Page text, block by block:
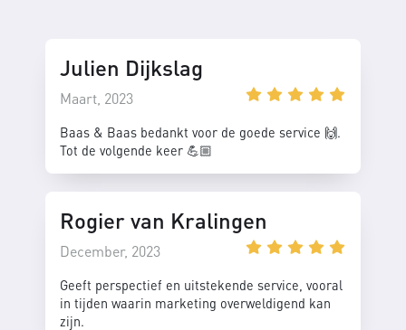
Julien Dijkslag
Maart, 2023
Baas & Baas bedankt voor de goede service 🙌.
Tot de volgende keer 💪🏼
Rogier van Kralingen
December, 2023
Geeft perspectief en uitstekende service, vooral
in tijden waarin marketing overweldigend kan
zijn.